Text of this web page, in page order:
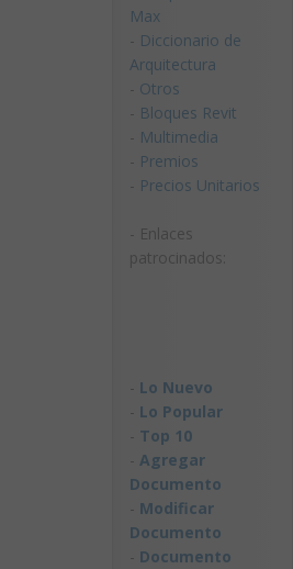
Max
- Diccionario de
Arquitectura
- Otros
- Bloques Revit
- Multimedia
- Premios
- Precios Unitarios
- Enlaces
patrocinados:
- Lo Nuevo
- Lo Popular
- Top 10
- Agregar
Documento
- Modificar
Documento
- Documento